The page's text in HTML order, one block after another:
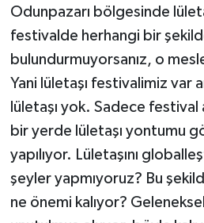
Odunpazarı bölgesinde
festivalde herhangi bir
bulundurmuyorsanız, o
Yani lületaşı festivalimiz var
lületaşı yok. Sadece festival
bir yerde lületaşı yontumu
yapılıyor. Lületaşını
şeyler yapmıyoruz? Bu
ne önemi kalıyor?